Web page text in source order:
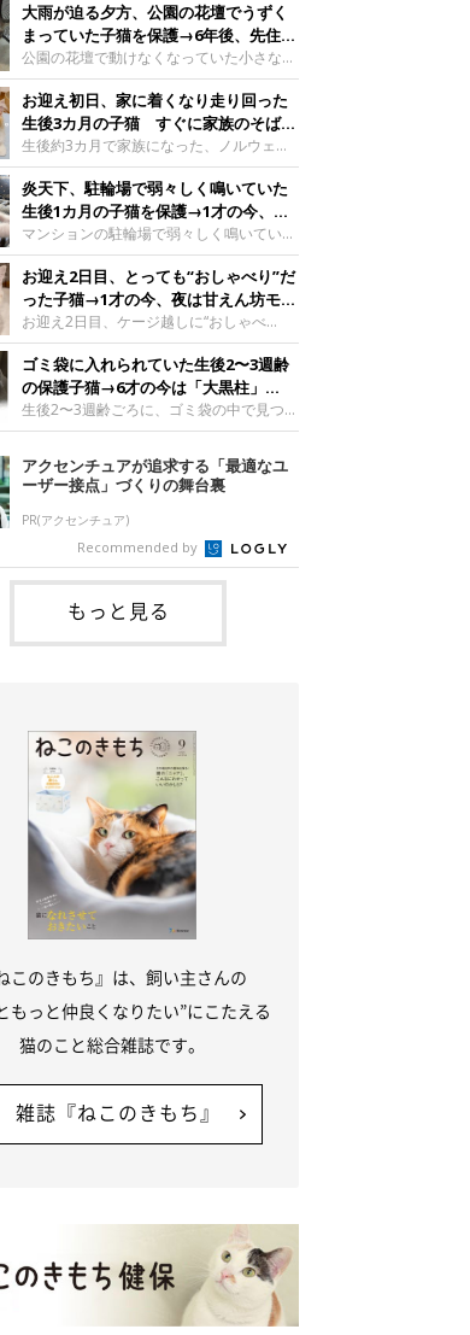
大雨が迫る夕方、公園の花壇でうずく
まっていた子猫を保護→6年後、先住猫
と“姉妹”のような関係に
公園の花壇で動けなくなっていた小さな子
猫。家族に迎えられてから6年、先住猫と
の間には深い絆が育まれていました。保護
当時のティダちゃん。
@muumuu62197189紹介するのは、
X（旧Twitter）ユーザー
@muumuu62197189さんの愛猫・ティダ
ちゃん（取材時6才）の成長記録です。こ
ちらは、生後3カ月ごろのティダちゃん。
飼い主さんが出会ったのは、夜から大雨に
なると予報されていた日の夕方でした。花
壇で動けずにいた子猫保護したばかりのテ
ィダちゃん。@muumuu62197189飼い主
さんは、公園の
お迎え初日、家に着くなり走り回った
生後3カ月の子猫 すぐに家族のそばで
落ち着く姿に「迎えてよかった」
生後約3カ月で家族になった、ノルウェー
ジャンフォレストキャットの子猫。お迎え
翌日には、すでに家でくつろぐ様子を見せ
ていました。お迎え翌日、ベッドでうとう
とするむうちゃんお迎え翌日のむうちゃ
ん。@umimugi0304紹介するのは、
Instagramユーザー@umimugi0304さんの
愛猫・むうちゃん（撮影時、生後約3カ月
／ノルウェージャンフォレストキャッ
ト）。こちらは、お迎え翌日に撮影された
一枚。ゴハンをお腹いっぱい食べたむうち
ゃんは眠くなり、飼い主さん夫婦のベッド
でうとうとし始めたのだとか。飼い主さ
炎天下、駐輪場で弱々しく鳴いていた
生後1カ月の子猫を保護→1才の今、筋
肉質でツンデレなコに成長
マンションの駐輪場で弱々しく鳴いてい
た、生後1カ月ほどの子猫。家族に迎えら
れてから1年、体も行動も大きく成長しま
した。炎天下の駐輪場で鳴いていた小さな
子猫保護当時のモモちゃん。@Kingponzu
紹介するのは、X（旧Twitter）ユーザー
@Kingponzuさんの愛猫・モモちゃん（取
材時1才）の成長記録です。こちらは、モ
モちゃんが生後1カ月ごろに撮影された一
枚。飼い主さんの自宅マンションの駐輪場
です。子猫時代のモモちゃん。
@Kingponzuその日は気温が35℃を
お迎え2日目、とっても“おしゃべり”だ
った子猫→1才の今、夜は甘えん坊モー
ドになるコに成長！
お迎え2日目、ケージ越しに“おしゃべ
り”する姿を見せていた子猫。1才になった
今も見せる愛らしい姿にキュンとします。
お迎え2日目、ケージ越しに何かを伝える
ももちゃん“おしゃべり”なももちゃん。
@poocoonyan紹介するのは、Instagram
ユーザー@poocoonyanさんの愛猫・もも
ちゃん（取材時1才／マンチカン）です。
こちらの動画は、ももちゃんが生後2カ月
を過ぎたころ、お迎え2日目に撮影された
もの。新しい環境にゆっくり慣れてもらう
ため、当時はケージの中で過ごしていまし
た。鳴いてアピールするももち
ゴミ袋に入れられていた生後2〜3週齢
の保護子猫→6才の今は「大黒柱」
に！ 美しい黒猫に成長した姿にグッ
とくる
生後2〜3週齢ごろに、ゴミ袋の中で見つか
った小さな命。ミルクから育てられたその
子猫は今、家族に欠かせない存在へと成長
しました。ゴミ袋の中で見つかった、ミニ
モグラのような子猫よちよち歩きをしてい
たころの、生後2〜3週齢ごろのドンちゃ
ん。@doddou_1今回紹介するのは、
X（旧Twitter）ユーザー@doddou_1さん
の愛猫・ドンちゃん（取材時、推定6才／
本名：ドミトリー・ドンスコイ）。ドンち
ゃんは、保護猫でした。ドンちゃんが見つ
かったのは、飼い主さんの姉の勤め先の敷
アクセンチュアが追求する「最適なユ
ーザー接点」づくりの舞台裏
PR(アクセンチュア)
Recommended by
もっと見る
このきもち』は、飼い主さんの
もっと仲良くなりたい”にこたえる
猫のこと総合雑誌です。
雑誌『ねこのきもち』